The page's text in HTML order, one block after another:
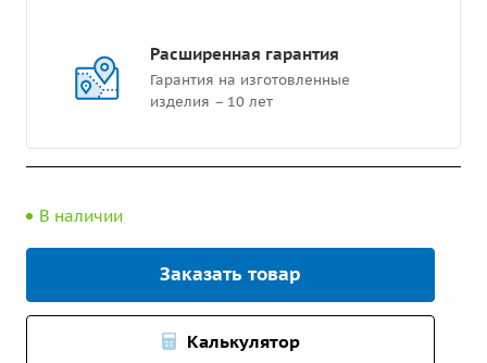
Расширенная гарантия
Гарантия на изготовленные
изделия – 10 лет
В наличии
Заказать товар
Калькулятор